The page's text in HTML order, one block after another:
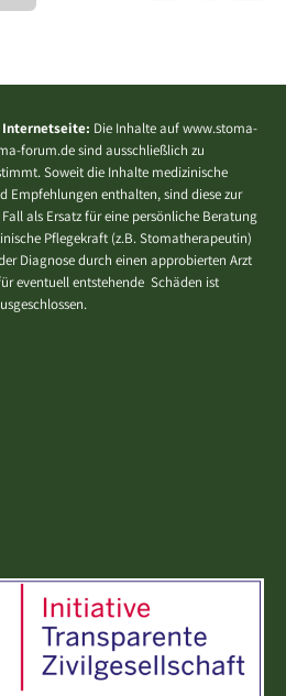
Internetseite: Die Inhalte auf www.stoma-
forum.de sind ausschließlich zu
Soweit die Inhalte medizinische
Empfehlungen enthalten, sind diese zur
als Ersatz für eine persönliche Beratung
Pflegekraft (z.B. Stomatherapeutin)
Diagnose durch einen approbierten Arzt
eventuell entstehende Schäden ist